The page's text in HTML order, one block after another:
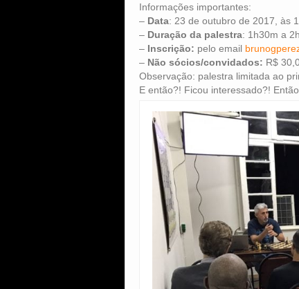
Informações importantes:
– Data: 23 de outubro de 2017, às
– Duração da palestra: 1h30m a 2h.
– Inscrição: pelo email
– Não sócios/convidados: R$
Observação: palestra limitada ao
E então?! Ficou interessado?!